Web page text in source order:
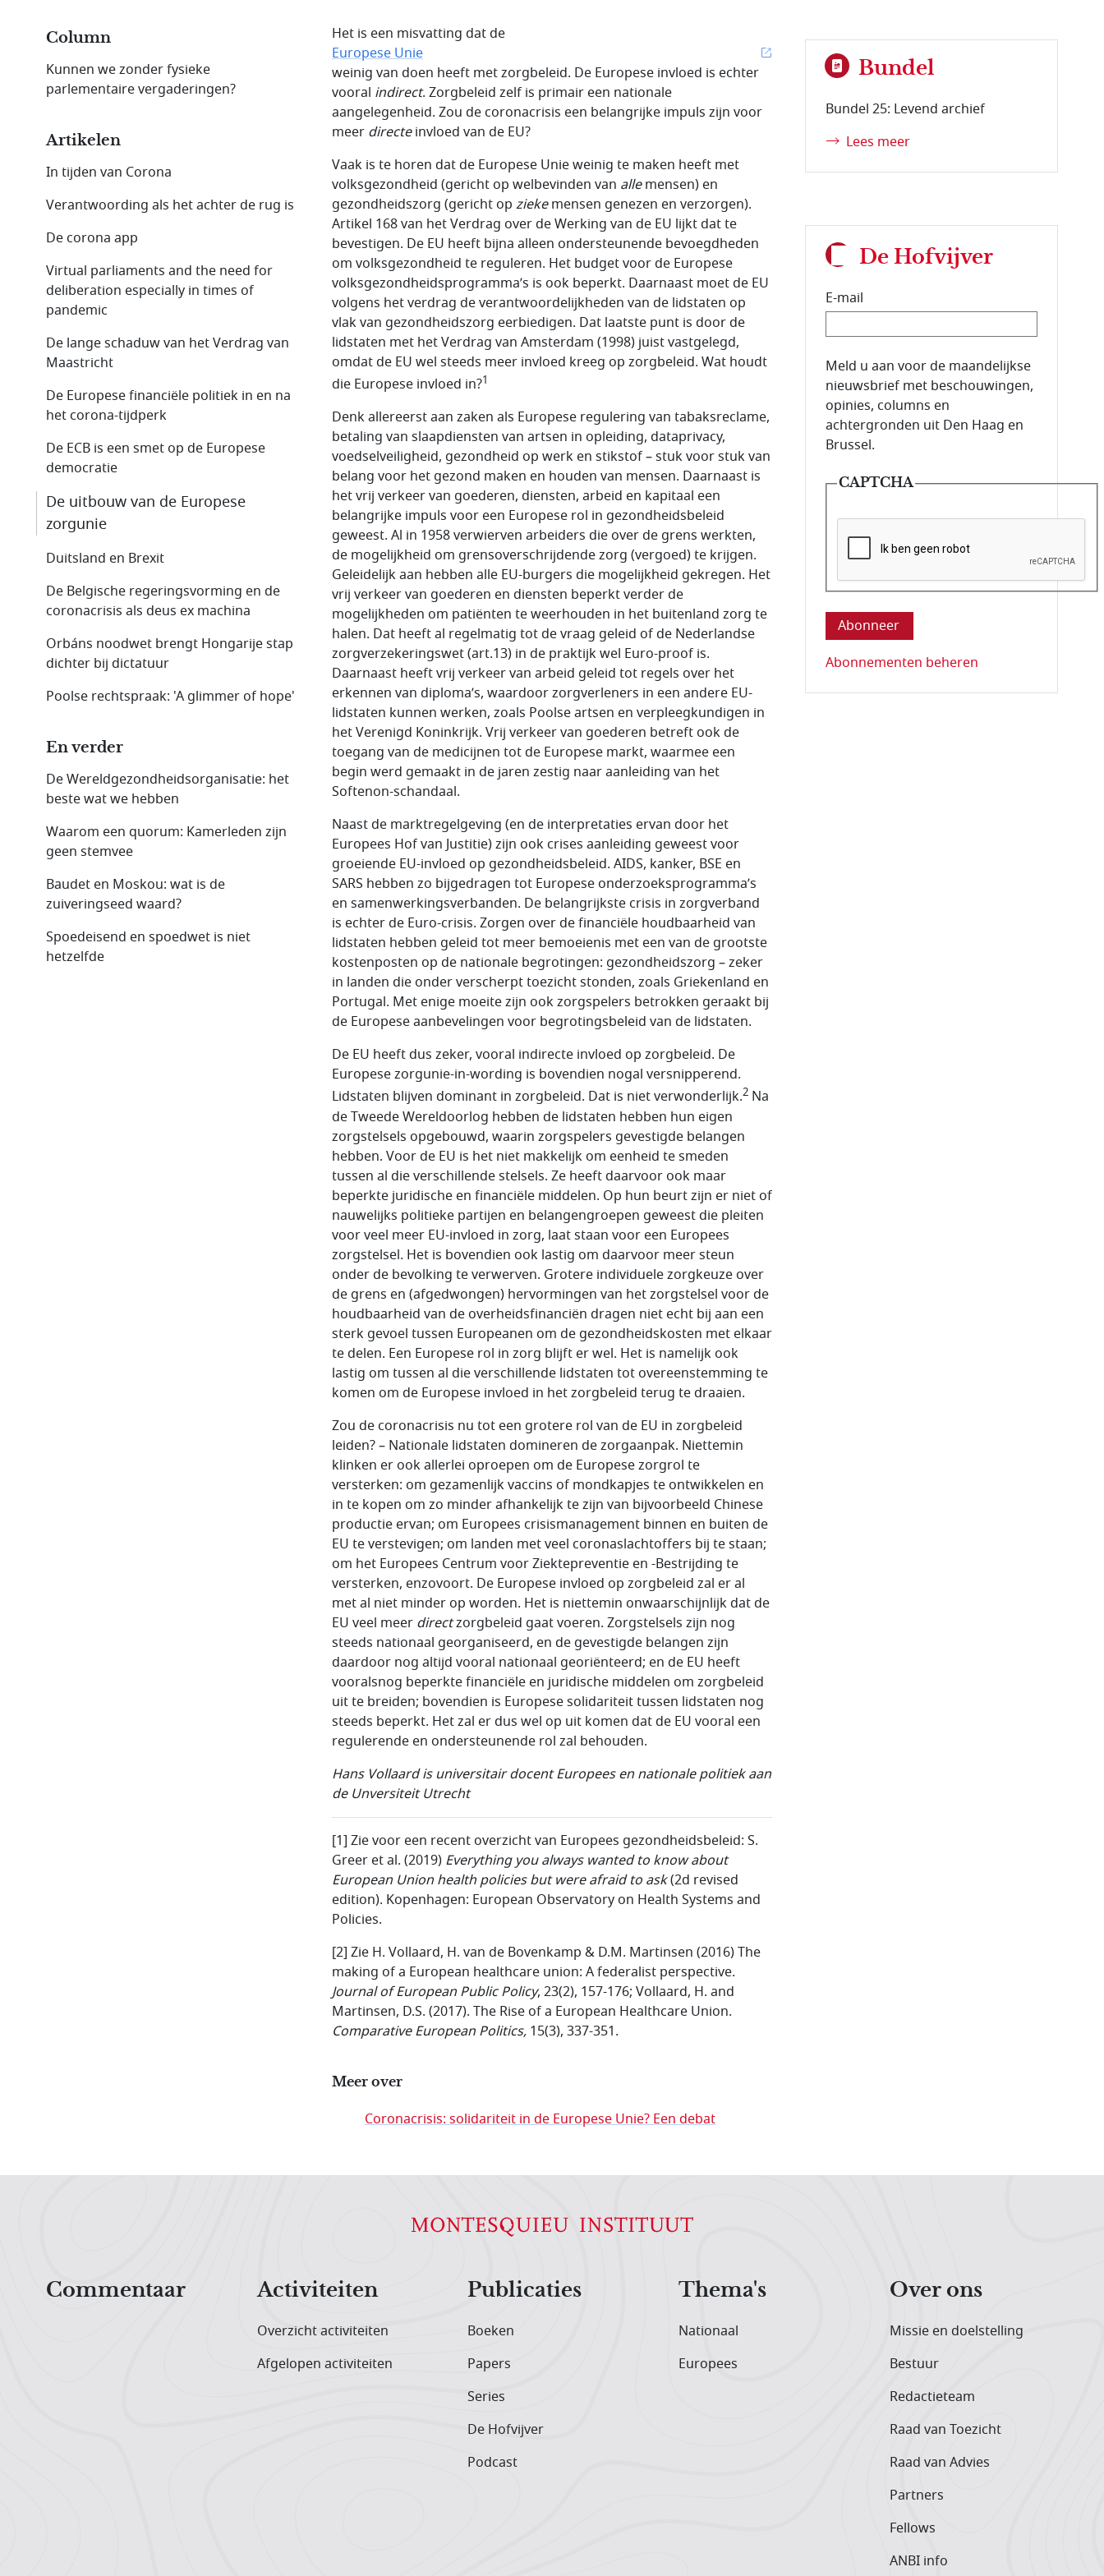
Het is een misvatting dat de
Europese Unie
weinig van doen heeft met zorgbeleid. De Europese invloed is echter
vooral indirect. Zorgbeleid zelf is primair een nationale
aangelegenheid. Zou de coronacrisis een belangrijke impuls zijn voor
meer directeinvloed van de EU?
Vaak is te horen dat de Europese Unie weinig te maken heeft met
volksgezondheid (gericht op welbevinden van allemensen) en
gezondheidszorg (gericht op ziekemensen genezen en verzorgen).
Artikel 168 van het Verdrag over de Werking van de EU lijkt dat te
bevestigen. De EU heeft bijna alleen ondersteunende bevoegdheden
om volksgezondheid te reguleren. Het budget voor de Europese
volksgezondheidsprogramma’s is ook beperkt. Daarnaast moet de EU
volgens het verdrag de verantwoordelijkheden van de lidstaten op
vlak van gezondheidszorg eerbiedigen. Dat laatste punt is door de
lidstaten met het Verdrag van Amsterdam (1998) juist vastgelegd,
omdat de EU wel steeds meer invloed kreeg op zorgbeleid. Wat houdt
die Europese invloed in?1
Denk allereerst aan zaken als Europese regulering van tabaksreclame,
betaling van slaapdiensten van artsen in opleiding, dataprivacy,
voedselveiligheid, gezondheid op werk en stikstof – stuk voor stuk van
belang voor het gezond maken en houden van mensen. Daarnaast is
het vrij verkeer van goederen, diensten, arbeid en kapitaal een
belangrijke impuls voor een Europese rol in gezondheidsbeleid
geweest. Al in 1958 verwierven arbeiders die over de grens werkten,
de mogelijkheid om grensoverschrijdende zorg (vergoed) te krijgen.
Geleidelijk aan hebben alle EU-burgers die mogelijkheid gekregen. Het
vrij verkeer van goederen en diensten beperkt verder de
mogelijkheden om patiënten te weerhouden in het buitenland zorg te
halen. Dat heeft al regelmatig tot de vraag geleid of de Nederlandse
zorgverzekeringswet (art.13) in de praktijk wel Euro-proof is.
Daarnaast heeft vrij verkeer van arbeid geleid tot regels over het
erkennen van diploma’s, waardoor zorgverleners in een andere EU-
lidstaten kunnen werken, zoals Poolse artsen en verpleegkundigen in
het Verenigd Koninkrijk. Vrij verkeer van goederen betreft ook de
toegang van de medicijnen tot de Europese markt, waarmee een
begin werd gemaakt in de jaren zestig naar aanleiding van het
Softenon-schandaal.
Naast de marktregelgeving (en de interpretaties ervan door het
Europees Hof van Justitie) zijn ook crises aanleiding geweest voor
groeiende EU-invloed op gezondheidsbeleid. AIDS, kanker, BSE en
SARS hebben zo bijgedragen tot Europese onderzoeksprogramma’s
en samenwerkingsverbanden. De belangrijkste crisis in zorgverband
is echter de Euro-crisis. Zorgen over de financiële houdbaarheid van
lidstaten hebben geleid tot meer bemoeienis met een van de grootste
kostenposten op de nationale begrotingen: gezondheidszorg – zeker
in landen die onder verscherpt toezicht stonden, zoals Griekenland en
Portugal. Met enige moeite zijn ook zorgspelers betrokken geraakt bij
de Europese aanbevelingen voor begrotingsbeleid van de lidstaten.
De EU heeft dus zeker, vooral indirecte invloed op zorgbeleid. De
Europese zorgunie-in-wording is bovendien nogal versnipperend.
Lidstaten blijven dominant in zorgbeleid. Dat is niet verwonderlijk.2 Na
de Tweede Wereldoorlog hebben de lidstaten hebben hun eigen
zorgstelsels opgebouwd, waarin zorgspelers gevestigde belangen
hebben. Voor de EU is het niet makkelijk om eenheid te smeden
tussen al die verschillende stelsels. Ze heeft daarvoor ook maar
beperkte juridische en financiële middelen. Op hun beurt zijn er niet of
nauwelijks politieke partijen en belangengroepen geweest die pleiten
voor veel meer EU-invloed in zorg, laat staan voor een Europees
zorgstelsel. Het is bovendien ook lastig om daarvoor meer steun
onder de bevolking te verwerven. Grotere individuele zorgkeuze over
de grens en (afgedwongen) hervormingen van het zorgstelsel voor de
houdbaarheid van de overheidsfinanciën dragen niet echt bij aan een
sterk gevoel tussen Europeanen om de gezondheidskosten met elkaar
te delen. Een Europese rol in zorg blijft er wel. Het is namelijk ook
lastig om tussen al die verschillende lidstaten tot overeenstemming te
komen om de Europese invloed in het zorgbeleid terug te draaien.
Zou de coronacrisis nu tot een grotere rol van de EU in zorgbeleid
leiden? – Nationale lidstaten domineren de zorgaanpak. Niettemin
klinken er ook allerlei oproepen om de Europese zorgrol te
versterken: om gezamenlijk vaccins of mondkapjes te ontwikkelen en
in te kopen om zo minder afhankelijk te zijn van bijvoorbeeld Chinese
productie ervan; om Europees crisismanagement binnen en buiten de
EU te verstevigen; om landen met veel coronaslachtoffers bij te staan;
om het Europees Centrum voor Ziektepreventie en -Bestrijding te
versterken, enzovoort. De Europese invloed op zorgbeleid zal er al
met al niet minder op worden. Het is niettemin onwaarschijnlijk dat de
EU veel meer directzorgbeleid gaat voeren. Zorgstelsels zijn nog
steeds nationaal georganiseerd, en de gevestigde belangen zijn
daardoor nog altijd vooral nationaal georiënteerd; en de EU heeft
vooralsnog beperkte financiële en juridische middelen om zorgbeleid
uit te breiden; bovendien is Europese solidariteit tussen lidstaten nog
steeds beperkt. Het zal er dus wel op uit komen dat de EU vooral een
regulerende en ondersteunende rol zal behouden.
Hans Vollaard is universitair docent Europees en nationale politiek aan
de Unversiteit Utrecht
[1] Zie voor een recent overzicht van Europees gezondheidsbeleid: S.
Greer et al. (2019) Everything you always wanted to know about
European Union health policies but were afraid to ask(2d revised
edition). Kopenhagen: European Observatory on Health Systems and
Policies.
[2] Zie H. Vollaard, H. van de Bovenkamp & D.M. Martinsen (2016) The
making of a European healthcare union: A federalist perspective.
Journal of European Public Policy, 23(2), 157-176; Vollaard, H. and
Martinsen, D.S. (2017). The Rise of a European Healthcare Union.
Comparative European Politics, 15(3), 337-351.
Meer over
Coronacrisis: solidariteit in de Europese Unie? Een debat
Column
Kunnen we zonder fysieke
parlementaire vergaderingen?
Artikelen
In tijden van Corona
Verantwoording als het achter de rug is
De corona app
Virtual parliaments and the need for
deliberation especially in times of
pandemic
De lange schaduw van het Verdrag van
Maastricht
De Europese financiële politiek in en na
het corona-tijdperk
De ECB is een smet op de Europese
democratie
De uitbouw van de Europese
zorgunie
Duitsland en Brexit
De Belgische regeringsvorming en de
coronacrisis als deus ex machina
Orbáns noodwet brengt Hongarije stap
dichter bij dictatuur
Poolse rechtspraak: 'A glimmer of hope'
En verder
De Wereldgezondheidsorganisatie: het
beste wat we hebben
Waarom een quorum: Kamerleden zijn
geen stemvee
Baudet en Moskou: wat is de
zuiveringseed waard?
Spoedeisend en spoedwet is niet
hetzelfde
Bundel
Bundel 25: Levend archief
Lees meer
De Hofvijver
E-mail
E-mailadres van de abonnee.
Meld u aan voor de maandelijkse
nieuwsbrief met beschouwingen,
opinies, columns en
achtergronden uit Den Haag en
Brussel.
CAPTCHA
Deze vraag is om te controleren dat u
Abonnementen beheren
Commentaar
Activiteiten
Overzicht activiteiten
Afgelopen activiteiten
Publicaties
Boeken
Papers
Series
De Hofvijver
Podcast
Thema's
Nationaal
Europees
Over ons
Missie en doelstelling
Bestuur
Redactieteam
Raad van Toezicht
Raad van Advies
Partners
Fellows
ANBI info